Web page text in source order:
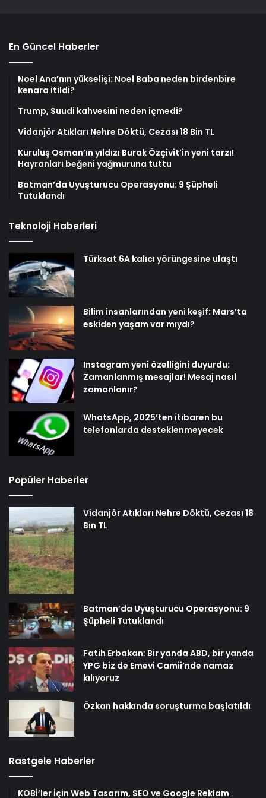
En Güncel Haberler
Noel Ana’nın yükselişi: Noel Baba neden birdenbire
kenara itildi?
Trump, Suudi kahvesini neden içmedi?
Vidanjör Atıkları Nehre Döktü, Cezası 18 Bin TL
Kuruluş Osman’ın yıldızı Burak Özçivit’in yeni tarzı!
Hayranları beğeni yağmuruna tuttu
Batman’da Uyuşturucu Operasyonu: 9 Şüpheli
Tutuklandı
Teknoloji Haberleri
Türksat 6A kalıcı yörüngesine ulaştı
Bilim insanlarından yeni keşif: Mars’ta
eskiden yaşam var mıydı?
Instagram yeni özelliğini duyurdu:
Zamanlanmış mesajlar! Mesaj nasıl
zamanlanır?
WhatsApp, 2025’ten itibaren bu
telefonlarda desteklenmeyecek
Popüler Haberler
Vidanjör Atıkları Nehre Döktü, Cezası 18
Bin TL
Batman’da Uyuşturucu Operasyonu: 9
Şüpheli Tutuklandı
Fatih Erbakan: Bir yanda ABD, bir yanda
YPG biz de Emevi Camii’nde namaz
kılıyoruz
Özkan hakkında soruşturma başlatıldı
Rastgele Haberler
KOBİ’ler İçin Web Tasarım, SEO ve Google Reklam